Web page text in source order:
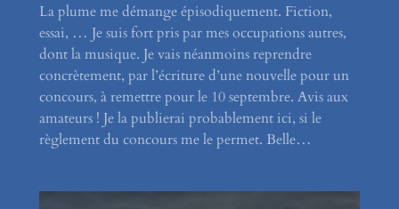
La plume me démange épisodiquement. Fiction,
essai, … Je suis fort pris par mes occupations autres,
dont la musique. Je vais néanmoins reprendre
concrètement, par l’écriture d’une nouvelle pour un
concours, à remettre pour le 10 septembre. Avis aux
amateurs ! Je la publierai probablement ici, si le
règlement du concours me le permet. Belle…